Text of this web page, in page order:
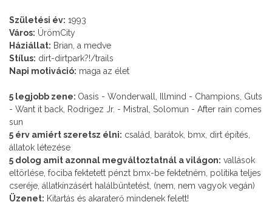
Születési év: 1993
Város: ÜrömCity
Háziállat: Brian, a medve
Stílus: dirt-dirtpark?!/trails
Napi motiváció: maga az élet
5 legjobb zene: Oasis - Wonderwall, Illmind - Champions, Guts
- Want it back, Rodrigez Jr. - Mistral, Solomun - After rain comes
sun
5 érv amiért szeretsz élni: család, barátok, bmx, dirt építés,
állatok létezése
5 dolog amit azonnal megváltoztatnál a világon: vallások
eltörlése, fociba fektetett pénzt bmx-be fektetném, politika teljes
cseréje, állatkínzásért halálbüntetést, (nem, nem vagyok vegán)
Üzenet: Kitartás és akaraterő mindenek felett!